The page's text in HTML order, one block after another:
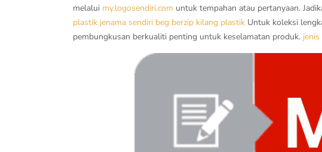
melalui my.logosendiri.com untuk tempahan atau pertanyaan.
plastik jenama sendiri beg berzip kilang plastik Untuk koleksi
pembungkusan berkualiti penting untuk keselamatan produk.